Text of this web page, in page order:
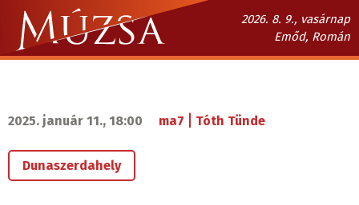
Ugrás
tartalomra
2026. 8. 9., vasárnap
Emőd, Román
Múzsa.sk
2025. január 11., 18:00 ma7 Tóth Tünde
Dunaszerdahely